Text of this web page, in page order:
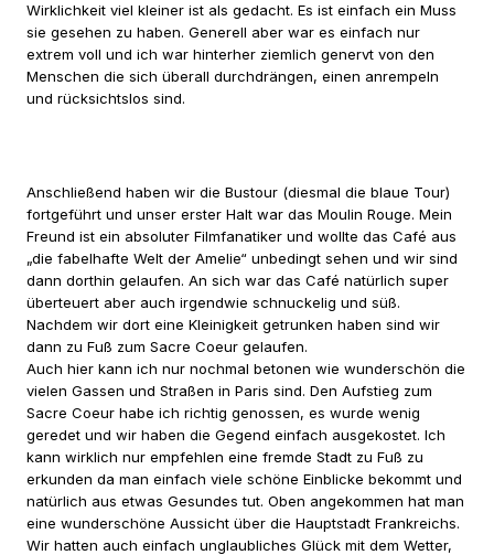
Wirklichkeit viel kleiner ist als gedacht. Es ist einfach ein Muss
sie gesehen zu haben. Generell aber war es einfach nur
extrem voll und ich war hinterher ziemlich genervt von den
Menschen die sich überall durchdrängen, einen anrempeln
und rücksichtslos sind.
Anschließend haben wir die Bustour (diesmal die blaue Tour)
fortgeführt und unser erster Halt war das Moulin Rouge. Mein
Freund ist ein absoluter Filmfanatiker und wollte das Café aus
„die fabelhafte Welt der Amelie“ unbedingt sehen und wir sind
dann dorthin gelaufen. An sich war das Café natürlich super
überteuert aber auch irgendwie schnuckelig und süß.
Nachdem wir dort eine Kleinigkeit getrunken haben sind wir
dann zu Fuß zum Sacre Coeur gelaufen.
Auch hier kann ich nur nochmal betonen wie wunderschön die
vielen Gassen und Straßen in Paris sind. Den Aufstieg zum
Sacre Coeur habe ich richtig genossen, es wurde wenig
geredet und wir haben die Gegend einfach ausgekostet. Ich
kann wirklich nur empfehlen eine fremde Stadt zu Fuß zu
erkunden da man einfach viele schöne Einblicke bekommt und
natürlich aus etwas Gesundes tut. Oben angekommen hat man
eine wunderschöne Aussicht über die Hauptstadt Frankreichs.
Wir hatten auch einfach unglaubliches Glück mit dem Wetter,